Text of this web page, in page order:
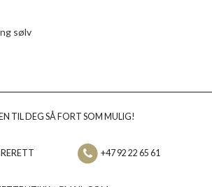
sølv
TIL DEG SÅ FORT SOM MULIG!
+47 92 22 65 61